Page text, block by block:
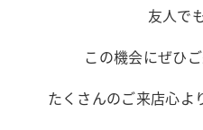
友人で
この機会にぜひ
たくさんのご来店心よ